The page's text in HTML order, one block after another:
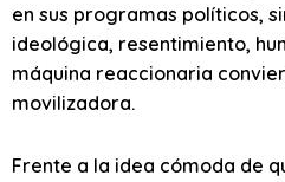
en sus programas políticos,
ideológica, resentimiento,
máquina reaccionaria
movilizadora.
Frente a la idea cómoda de